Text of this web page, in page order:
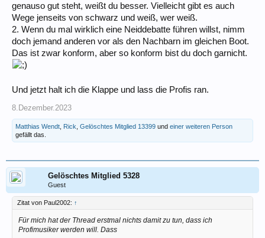
genauso gut steht, weißt du besser. Vielleicht gibt es auch
Wege jenseits von schwarz und weiß, wer weiß.
2. Wenn du mal wirklich eine Neiddebatte führen willst, nimm
doch jemand anderen vor als den Nachbarn im gleichen Boot.
Das ist zwar konform, aber so konform bist du doch garnicht.
Und jetzt halt ich die Klappe und lass die Profis ran.
8.Dezember.2023
Matthias Wendt Rick Gelöschtes Mitglied 13399 und einer weiteren Person
gefällt das.
Gelöschtes Mitglied 5328
Guest
Zitat von Paul2002: ↑
Für mich hat der Thread erstmal nichts damit zu tun, dass ich
Profimusiker werden will. Dass